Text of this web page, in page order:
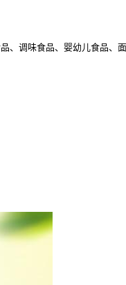
、调味食品、婴幼儿食品、